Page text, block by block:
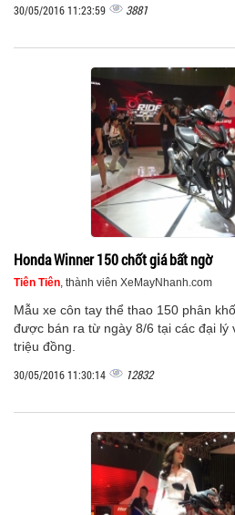
30/05/2016 11:23:59 3881
Honda Winner 150 chốt giá bất ngờ
Tiên Tiên, thành viên XeMayNhanh.com
Mẫu xe côn tay thể thao 150 phân
được bán ra từ ngày 8/6 tại các đại lý
triệu đồng.
30/05/2016 11:30:14 12832